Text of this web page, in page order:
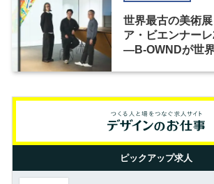
世界最古の美術
ア・ビエンナー
―B-OWNDが世
ピックアップ求人